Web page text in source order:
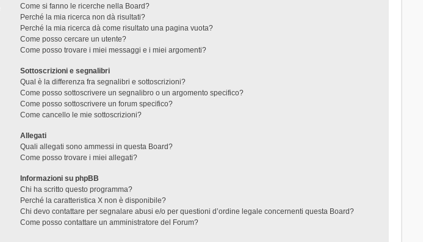
Come si fanno le ricerche nella Board?
Perché la mia ricerca non dà risultati?
Perché la mia ricerca dà come risultato una pagina vuota?
Come posso cercare un utente?
Come posso trovare i miei messaggi e i miei argomenti?
Sottoscrizioni e segnalibri
Qual è la differenza fra segnalibri e sottoscrizioni?
Come posso sottoscrivere un segnalibro o un argomento specifico?
Come posso sottoscrivere un forum specifico?
Come cancello le mie sottoscrizioni?
Allegati
Quali allegati sono ammessi in questa Board?
Come posso trovare i miei allegati?
Informazioni su phpBB
Chi ha scritto questo programma?
Perché la caratteristica X non è disponibile?
Chi devo contattare per segnalare abusi e/o per questioni d’ordine legale concernenti questa Board?
Come posso contattare un amministratore del Forum?